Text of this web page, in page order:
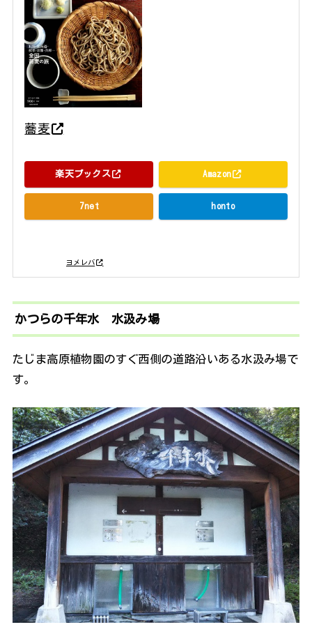
蕎麦
ヨメレバ
楽天ブックス Amazon
7net honto
かつらの千年水 水汲み場
たじま高原植物園のすぐ西側の道路沿いある水汲み場で
す。